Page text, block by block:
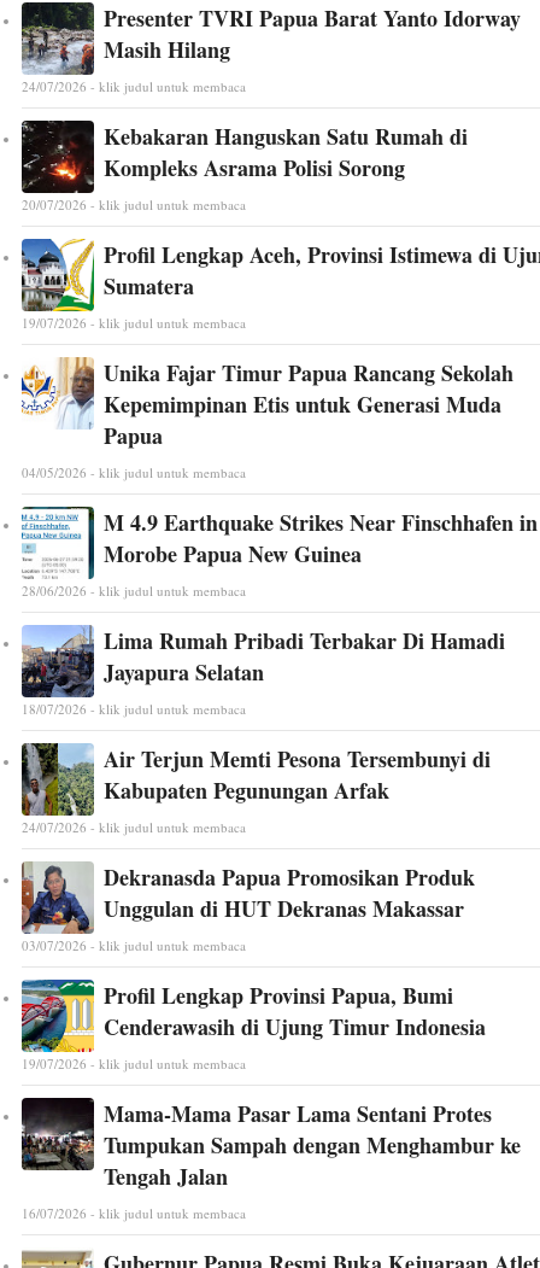
Presenter TVRI Papua Barat Yanto Idorway
Masih Hilang
24/07/2026 - klik judul untuk membaca
Kebakaran Hanguskan Satu Rumah di
Kompleks Asrama Polisi Sorong
20/07/2026 - klik judul untuk membaca
Profil Lengkap Aceh, Provinsi Istimewa di
Sumatera
19/07/2026 - klik judul untuk membaca
Unika Fajar Timur Papua Rancang Sekolah
Kepemimpinan Etis untuk Generasi Muda
Papua
04/05/2026 - klik judul untuk membaca
M 4.9 Earthquake Strikes Near Finschhafen in
Morobe Papua New Guinea
28/06/2026 - klik judul untuk membaca
Lima Rumah Pribadi Terbakar Di Hamadi
Jayapura Selatan
18/07/2026 - klik judul untuk membaca
Air Terjun Memti Pesona Tersembunyi di
Kabupaten Pegunungan Arfak
24/07/2026 - klik judul untuk membaca
Dekranasda Papua Promosikan Produk
Unggulan di HUT Dekranas Makassar
03/07/2026 - klik judul untuk membaca
Profil Lengkap Provinsi Papua, Bumi
Cenderawasih di Ujung Timur Indonesia
19/07/2026 - klik judul untuk membaca
Mama-Mama Pasar Lama Sentani Protes
Tumpukan Sampah dengan Menghambur ke
Tengah Jalan
16/07/2026 - klik judul untuk membaca